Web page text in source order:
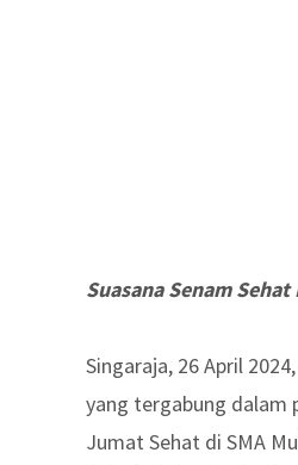
Suasana Senam
Singaraja, 26 April
yang tergabung dalam
Jumat Sehat di SMA